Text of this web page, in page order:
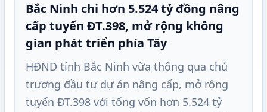
Bắc Ninh chi hơn 5.524 tỷ đồng nâng
cấp tuyến ĐT.398, mở rộng không
gian phát triển phía Tây
HĐND tỉnh Bắc Ninh vừa thông qua chủ
trương đầu tư dự án nâng cấp, mở rộng
tuyến ĐT.398 với tổng vốn hơn 5.524 tỷ